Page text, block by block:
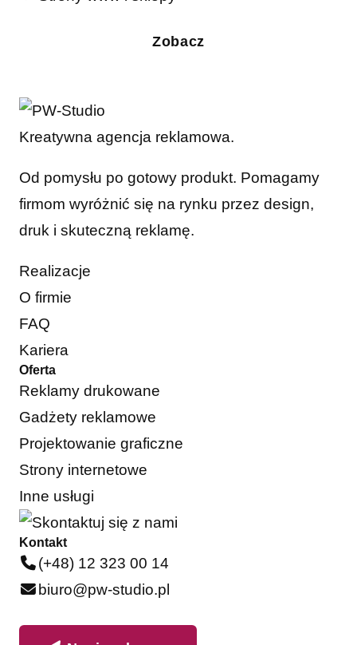
Zobacz
Kreatywna agencja reklamowa.
Od pomysłu po gotowy produkt. Pomagamy
firmom wyróżnić się na rynku przez design,
druk i skuteczną reklamę.
Realizacje
O firmie
FAQ
Kariera
Oferta
Reklamy drukowane
Gadżety reklamowe
Projektowanie graficzne
Strony internetowe
Inne usługi
Kontakt
(+48) 12 323 00 14
biuro@pw-studio.pl